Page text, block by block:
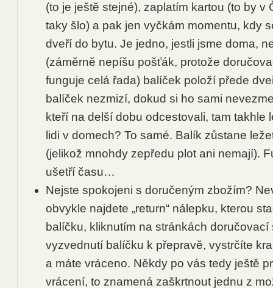
(to je ještě stejné), zaplatím kartou (to by v
taky šlo) a pak jen vyčkám momentu, kdy
dveří do bytu. Je jedno, jestli jsme doma,
(záměrně nepíšu pošťák, protože
funguje celá řada) balíček položí přede
balíček nezmizí, dokud si ho sami
kteří na delší dobu odcestovali, tam takhle
lidi v domech? To samé. Balík zůstane
(jelikož mnohdy zepředu plot ani nemají).
ušetří času…
Nejste spokojeni s doručeným zbožím?
obvykle najdete „return“ nálepku, kterou
balíčku, kliknutím na stránkách
vyzvednutí balíčku k přepravě, vystrčíte
a máte vráceno. Někdy po vás tedy ještě
vrácení, to znamená zaškrtnout jednu z